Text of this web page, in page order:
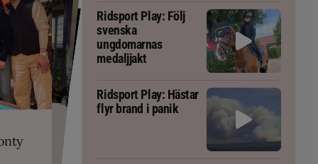
är allt
fång
blivit
tränaren
Ridsport Play: Följ
svenska
ungdomarnas
medaljjakt
Ridsport Play: Hästar
flyr brand i panik